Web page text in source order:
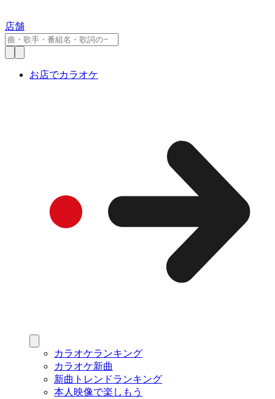
店舗
お店でカラオケ
カラオケランキング
カラオケ新曲
新曲トレンドランキング
本人映像で楽しもう